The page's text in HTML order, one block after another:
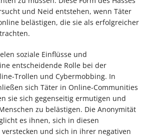
und Neid entstehen, wenn Täter
belästigen, die sie als erfolgreicher
soziale Einflüsse und
entscheidende Rolle bei der
Trollen und Cybermobbing. In
sich Täter in Online-Communities
sie sich gegenseitig ermutigen und
zu belästigen. Die Anonymität
es ihnen, sich in diesen
und sich in ihrer negativen